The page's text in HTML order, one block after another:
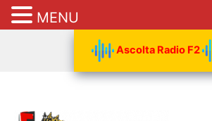
Ascolta Radio F2
MENU